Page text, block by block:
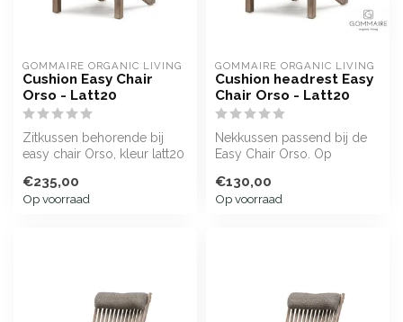
GOMMAIRE ORGANIC LIVING
Cushion Easy Chair
Orso - Latt20
Zitkussen behorende bij
easy chair Orso, kleur latt20
€235,00
Op voorraad
GOMMAIRE ORGANIC LIVING
Cushion headrest Easy
Chair Orso - Latt20
Nekkussen passend bij de
Easy Chair Orso. Op
Limonta Latt20...
€130,00
Op voorraad